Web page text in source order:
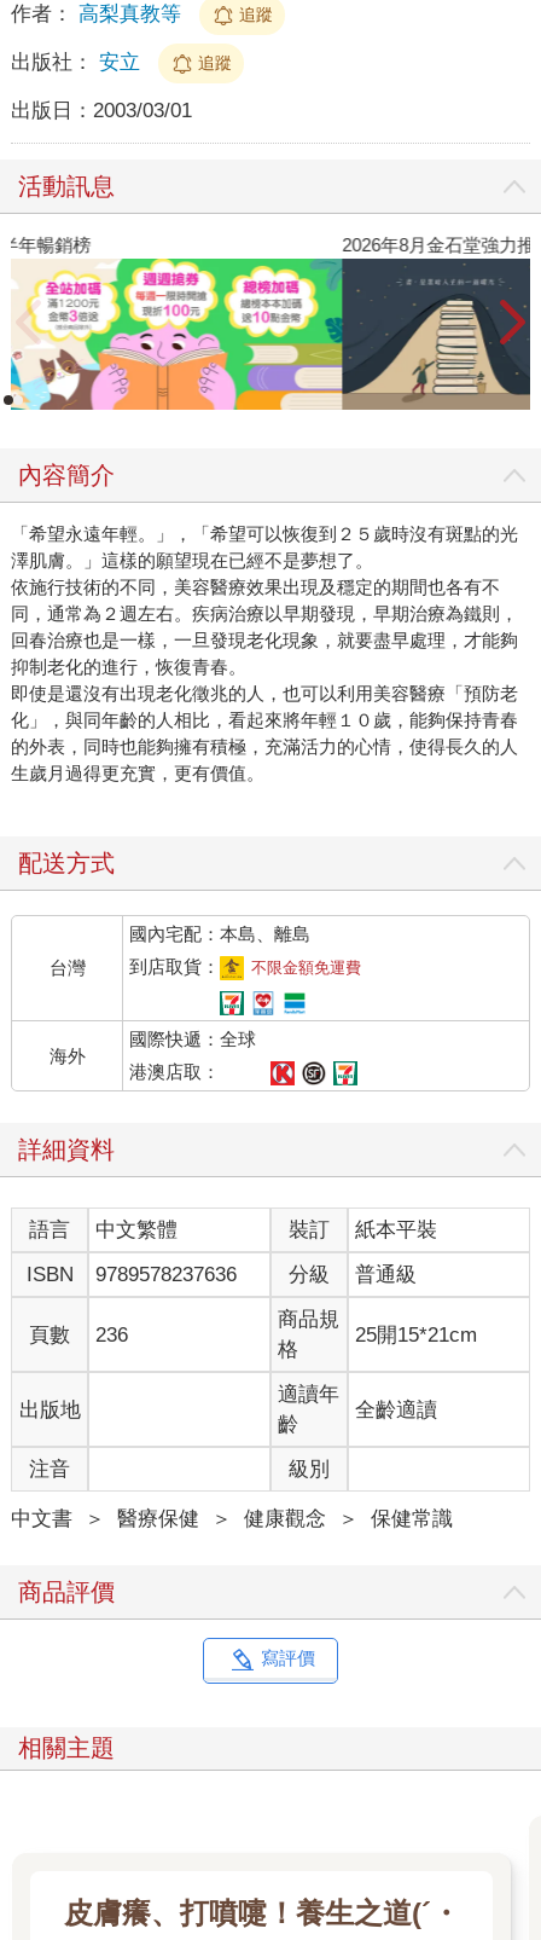
作者： 高梨真教等 追蹤
出版社： 安立 追蹤
出版日： 2003/03/01
活動訊息
閱讀漫遊錄-2026上半年暢銷榜
內容簡介
「希望永遠年輕。」，「希望可以恢復到２５歲時沒有斑點的光
澤肌膚。」這樣的願望現在已經不是夢想了。
依施行技術的不同，美容醫療效果出現及穩定的期間也各有不
同，通常為２週左右。疾病治療以早期發現，早期治療為鐵則，
回春治療也是一樣，一旦發現老化現象，就要盡早處理，才能夠
抑制老化的進行，恢復青春。
即使是還沒有出現老化徵兆的人，也可以利用美容醫療「預防老
化」，與同年齡的人相比，看起來將年輕１０歲，能夠保持青春
的外表，同時也能夠擁有積極，充滿活力的心情，使得長久的人
生歲月過得更充實，更有價值。
配送方式
台灣
國內宅配：本島、離島
到店取貨：
不限金額免運費
海外
國際快遞：全球
港澳店取：
詳細資料
語言 中文繁體 裝訂
紙本平裝
ISBN
9789578237636 分級 普通級
頁數 236
商品規
格
25開15*21cm
出版地
適讀年
齡
全齡適讀
注音 級別
中文書 ＞ 醫療保健 ＞ 健康觀念 ＞ 保健常識
商品評價
寫評價
相關主題
皮膚癢、打噴嚏！養生之道(´・